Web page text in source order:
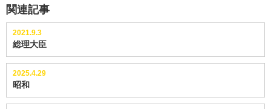
関連記事
2021.9.3
総理大臣
2025.4.29
昭和